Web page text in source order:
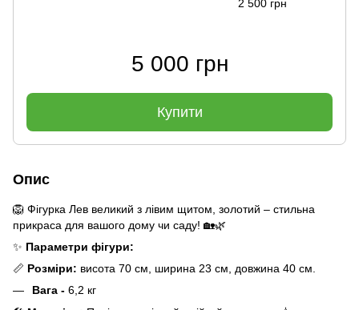
2 500 грн
5 000 грн
Купити
Опис
🦁 Фігурка Лев великий з лівим щитом, золотий – стильна
прикраса для вашого дому чи саду! 🏡🌿
✨ Параметри фігури:
📏 Розміри: висота 70 см, ширина 23 см, довжина 40 см.
Вага - 6,2 кг